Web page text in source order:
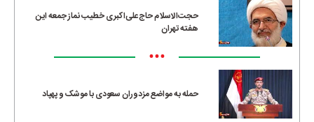
حجت‌الاسلام حاج‌علی‌اکبری خطیب نماز جمعه این
هفته تهران
•••
حمله به مواضع مزدوران سعودی با موشک و پهپاد